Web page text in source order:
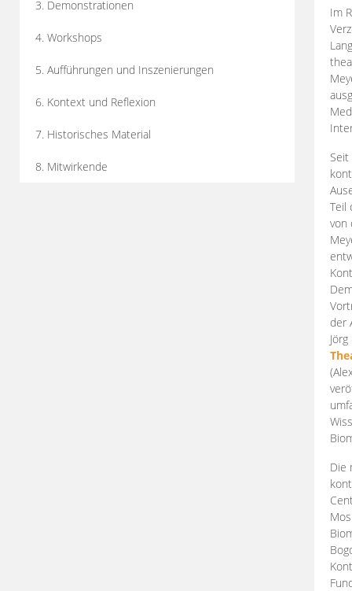
3. Demonstrationen
4. Workshops
5. Aufführungen und Inszenierungen
6. Kontext und Reflexion
7. Historisches Material
8. Mitwirkende
Im
Teil
von
der
Die